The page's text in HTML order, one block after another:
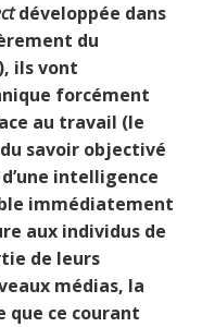
développée dans
du
ils vont
forcément
au travail (le
savoir objectivé
intelligence
immédiatement
aux individus de
de leurs
médias, la
que ce courant